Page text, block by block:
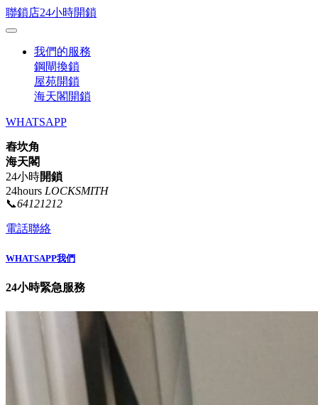
聯鎖店24小時開鎖
我們的服務
鋼閘換鎖
屋苑開鎖
海天閣開鎖
WHATSAPP
舂坎角
海天閣
24小時開鎖
24hours LOCKSMITH
📞64121212
電話聯絡
WHATSAPP我們
24小時緊急服務